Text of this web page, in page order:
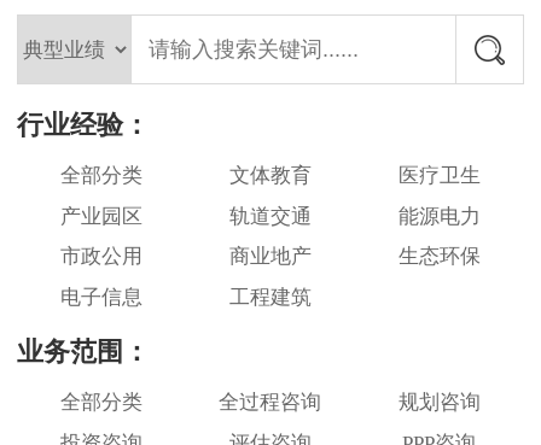
行业经验：
全部分类 文体教育
医疗卫生
产业园区
轨道交通
能源电力
市政公用
商业地产
生态环保
电子信息
工程建筑
业务范围：
全部分类 全过程咨询
规划咨询